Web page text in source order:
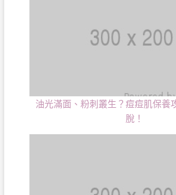
油光滿面、粉刺叢生？痘痘肌保養
脫！